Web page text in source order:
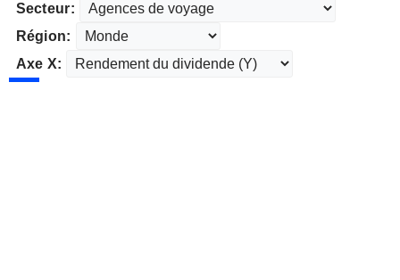
Secteur:
Région:
Axe X: